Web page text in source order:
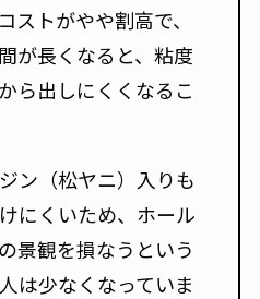
ストがやや割高で、
が長くなると、粘度
ら出しにくくなるこ
ン（松ヤニ）入りも
にくいため、ホール
景観を損なうという
は少なくなっていま